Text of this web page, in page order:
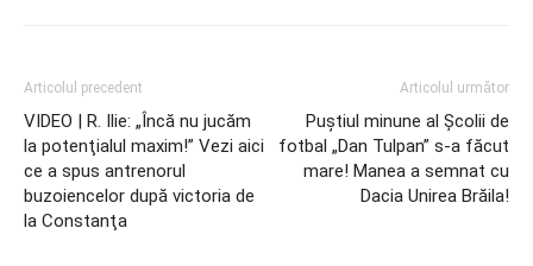
Articolul precedent
VIDEO | R. Ilie: „Încă nu jucăm
la potenţialul maxim!” Vezi aici
ce a spus antrenorul
buzoiencelor după victoria de
la Constanţa
Articolul următor
Puştiul minune al Şcolii de
fotbal „Dan Tulpan” s-a făcut
mare! Manea a semnat cu
Dacia Unirea Brăila!